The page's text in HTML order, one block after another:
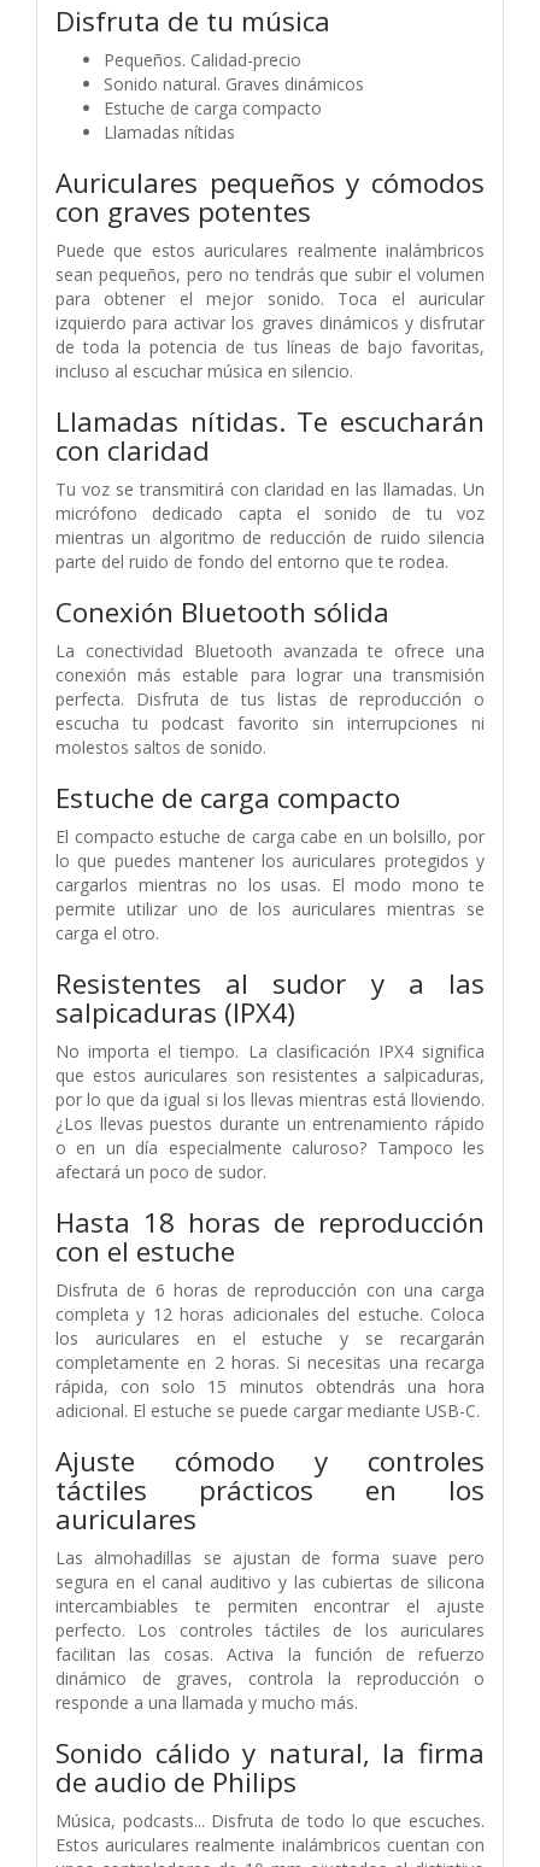
Disfruta de tu música
Pequeños. Calidad-precio
Sonido natural. Graves dinámicos
Estuche de carga compacto
Llamadas nítidas
Auriculares pequeños y cómodos
con graves potentes
Puede que estos auriculares realmente inalámbricos
sean pequeños, pero no tendrás que subir el volumen
para obtener el mejor sonido. Toca el auricular
izquierdo para activar los graves dinámicos y disfrutar
de toda la potencia de tus líneas de bajo favoritas,
incluso al escuchar música en silencio.
Llamadas nítidas. Te escucharán
con claridad
Tu voz se transmitirá con claridad en las llamadas. Un
micrófono dedicado capta el sonido de tu voz
mientras un algoritmo de reducción de ruido silencia
parte del ruido de fondo del entorno que te rodea.
Conexión Bluetooth sólida
La conectividad Bluetooth avanzada te ofrece una
conexión más estable para lograr una transmisión
perfecta. Disfruta de tus listas de reproducción o
escucha tu podcast favorito sin interrupciones ni
molestos saltos de sonido.
Estuche de carga compacto
El compacto estuche de carga cabe en un bolsillo, por
lo que puedes mantener los auriculares protegidos y
cargarlos mientras no los usas. El modo mono te
permite utilizar uno de los auriculares mientras se
carga el otro.
Resistentes al sudor y a las
salpicaduras (IPX4)
No importa el tiempo. La clasificación IPX4 significa
que estos auriculares son resistentes a salpicaduras,
por lo que da igual si los llevas mientras está lloviendo.
¿Los llevas puestos durante un entrenamiento rápido
o en un día especialmente caluroso? Tampoco les
afectará un poco de sudor.
Hasta 18 horas de reproducción
con el estuche
Disfruta de 6 horas de reproducción con una carga
completa y 12 horas adicionales del estuche. Coloca
los auriculares en el estuche y se recargarán
completamente en 2 horas. Si necesitas una recarga
rápida, con solo 15 minutos obtendrás una hora
adicional. El estuche se puede cargar mediante USB-C.
Ajuste cómodo y controles
táctiles prácticos en los
auriculares
Las almohadillas se ajustan de forma suave pero
segura en el canal auditivo y las cubiertas de silicona
intercambiables te permiten encontrar el ajuste
perfecto. Los controles táctiles de los auriculares
facilitan las cosas. Activa la función de refuerzo
dinámico de graves, controla la reproducción o
responde a una llamada y mucho más.
Sonido cálido y natural, la firma
de audio de Philips
Música, podcasts... Disfruta de todo lo que escuches.
Estos auriculares realmente inalámbricos cuentan con